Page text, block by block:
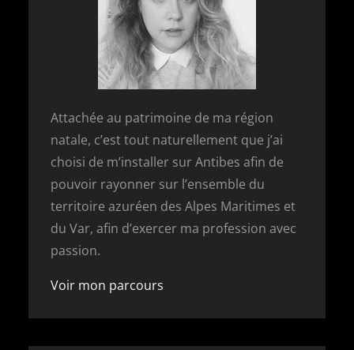
Attachée au patrimoine de ma région
natale, c’est tout naturellement que j’ai
choisi de m’installer sur Antibes afin de
pouvoir rayonner sur l’ensemble du
territoire azuréen des Alpes Maritimes et
du Var, afin d’exercer ma profession avec
passion.
Voir mon parcours